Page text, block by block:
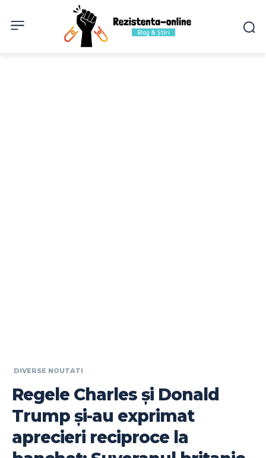
DIVERSE NOUTATI
Regele Charles și Donald
Trump și-au exprimat
aprecieri reciproce la